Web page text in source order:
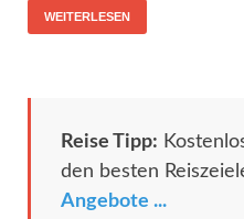
WEITERLESEN
Reise Tipp:
den besten
Angebote ...